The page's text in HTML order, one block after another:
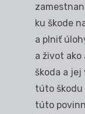
ku škode
a plniť
a život
škoda a jej
túto škodu
túto